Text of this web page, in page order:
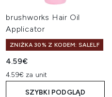
brushworks Hair Oil
Applicator
ZNIŻKA 30% Z KODEM: SALELF
4.59€
4.59€ za unit
SZYBKI PODGLĄD